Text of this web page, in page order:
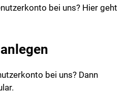
bei uns? Hier geht
bei uns? Dann